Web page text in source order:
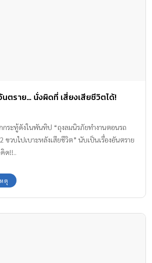
ตราย… นั่งผิดที่ เสี่ยงเสียชีวิตได้!
กระทู้ดังในพันทิป “ถุงลมนิรภัยทำงานตอนรถ
ขวบไปเบาะหลังเสียชีวิต” นับเป็นเรื่องอันตราย
ด!!..
ตุ